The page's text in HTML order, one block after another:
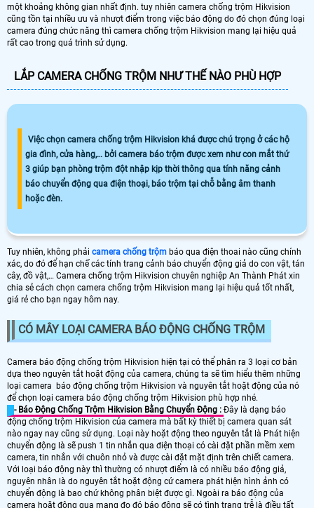
một khoảng không gian nhất định. tuy nhiên camera chống trộm Hikvision
cũng tồn tại nhiều ưu và nhượt điểm trong việc báo động do đó chọn đúng loại
camera đúng chức năng thì camera chống trộm Hikvision mang lại hiệu quả
rất cao trong quá trình sử dụng.
LẮP CAMERA CHỐNG TRỘM NHƯ THẾ NÀO PHÙ HỢP
Việc chọn camera chống trộm Hikvision khá được chú trọng ở các hộ
gia đình, cửa hàng,… bởi camera báo trộm được xem như con mắt thứ
3 giúp bạn phòng trộm đột nhập kịp thời thông qua tính năng cảnh
báo chuyển động qua điện thoại, báo trộm tại chỗ bằng âm thanh
hoặc đèn.
Tuy nhiên, không phải camera chống trộm báo qua điện thoai nào cũng chính
xác, do đó để hạn chế các tính trang cảnh báo chuyển động giả do con vật, tán
cây, đồ vật,… Camera chống trộm Hikvision chuyên nghiệp An Thành Phát xin
chia sẻ cách chọn camera chống trộm Hikvision mang lại hiệu quả tốt nhất,
giá rẻ cho bạn ngay hôm nay.
CÓ MÂY LOẠI CAMERA BÁO ĐỘNG CHỐNG TRỘM
Camera báo động chống trộm Hikvision hiện tại có thể phân ra 3 loại cơ bản
dựa theo nguyên tắt hoặt động của camera, chúng ta sẽ tìm hiểu thêm những
loại camera báo động chống trộm Hikvision và nguyên tắt hoặt động của nó
để chọn loại camera báo động chống trộm Hikvision phù hợp nhé.
- Báo Động Chống Trộm Hikvision Bằng Chuyển Động : Đây là dạng báo
động chống trộm Hikvision của camera mà bất kỳ thiết bị camera quan sát
nào ngay nay cũng sử dụng. Loại này hoặt động theo nguyên tắt là Phát hiện
chuyển động là sẽ push 1 tin nhắn qua điện thoại có cài đặt phần mềm xem
camera, tin nhắn với chuôn nhỏ và được cài đặt mặt định trên chiết camera.
Với loại báo động này thì thường có nhượt điểm là có nhiều báo động giả,
nguyên nhân là do nguyên tắt hoặt động cứ camera phát hiện hình ảnh có
chuyển động là bao chứ không phân biệt được gì. Ngoài ra báo động của
camera hoặt động qua mạng đo đó báo động sẽ có tình trạng trễ là điều tất